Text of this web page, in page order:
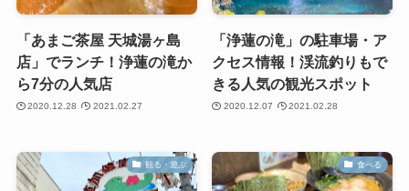
「あまご茶屋 天城湯ヶ島
店」でランチ！浄蓮の滝か
ら7分の人気店
2020.12.28 2021.02.27
「浄蓮の滝」の駐車場・ア
クセス情報！渓流釣りもで
きる人気の観光スポット
2020.12.07 2021.02.28
観る・遊ぶ 食べる